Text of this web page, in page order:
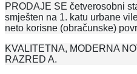
PRODAJE SE četverosobni
smješten na 1. katu urbane
neto korisne (obračunske)
KVALITETNA, MODERNA
RAZRED A.